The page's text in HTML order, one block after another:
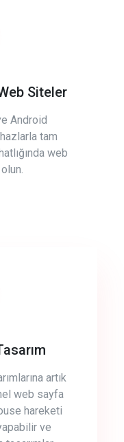
Siteler
Android
tam
web
artık
web sayfa
hareketi
ve